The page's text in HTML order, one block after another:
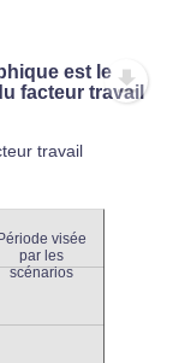
est le
facteur travail
travail
visée
par les
scénarios